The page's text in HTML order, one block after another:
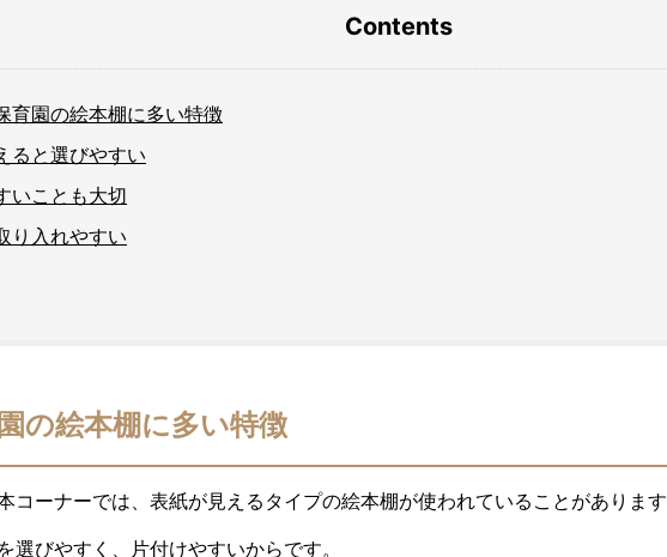
Contents
育園の絵本棚に多い特徴
ると選びやすい
いことも大切
り入れやすい
の絵本棚に多い特徴
コーナーでは、表紙が見えるタイプの絵本棚が使われていることがありま
選びやすく、片付けやすいからです。